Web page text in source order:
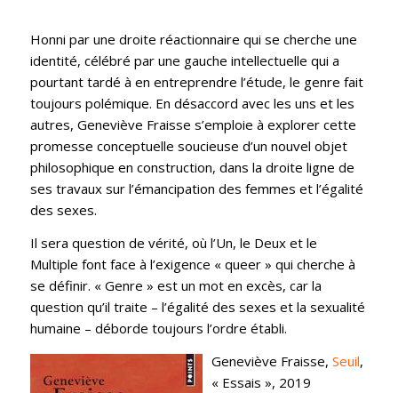
Honni par une droite réactionnaire qui se cherche une
identité, célébré par une gauche intellectuelle qui a
pourtant tardé à en entreprendre l’étude, le genre fait
toujours polémique. En désaccord avec les uns et les
autres, Geneviève Fraisse s’emploie à explorer cette
promesse conceptuelle soucieuse d’un nouvel objet
philosophique en construction, dans la droite ligne de
ses travaux sur l’émancipation des femmes et l’égalité
des sexes.
Il sera question de vérité, où l’Un, le Deux et le
Multiple font face à l’exigence « queer » qui cherche à
se définir. « Genre » est un mot en excès, car la
question qu’il traite – l’égalité des sexes et la sexualité
humaine – déborde toujours l’ordre établi.
Geneviève Fraisse, Seuil,
« Essais », 2019